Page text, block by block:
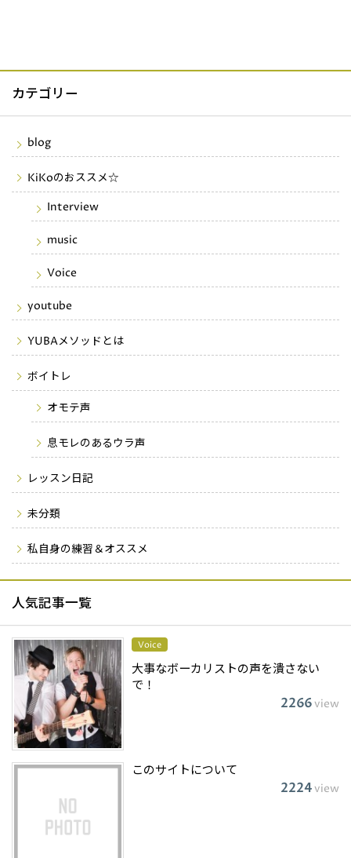
カテゴリー
blog
KiKoのおススメ☆
Interview
music
Voice
youtube
YUBAメソッドとは
ボイトレ
オモテ声
息モレのあるウラ声
レッスン日記
未分類
私自身の練習＆オススメ
人気記事一覧
Voice
大事なボーカリストの声を潰さない
で！
2266view
このサイトについて
2224view